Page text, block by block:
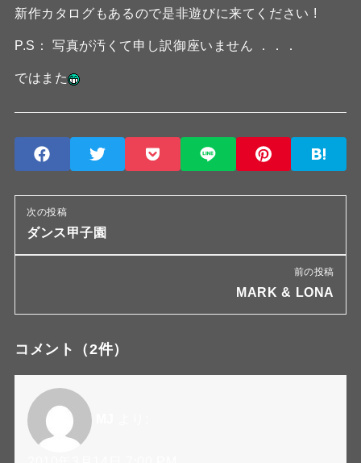
新作カタログもあるので是非遊びに来てください !
P.S： 写真が汚くて申し訳御座いません ．．．
ではまた
次の投稿
ダンス甲子園
前の投稿
MARK & LONA
コメント （2件）